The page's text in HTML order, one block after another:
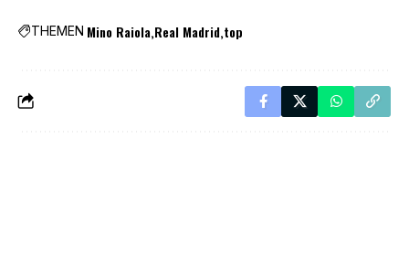
THEMEN Mino Raiola Real Madrid top